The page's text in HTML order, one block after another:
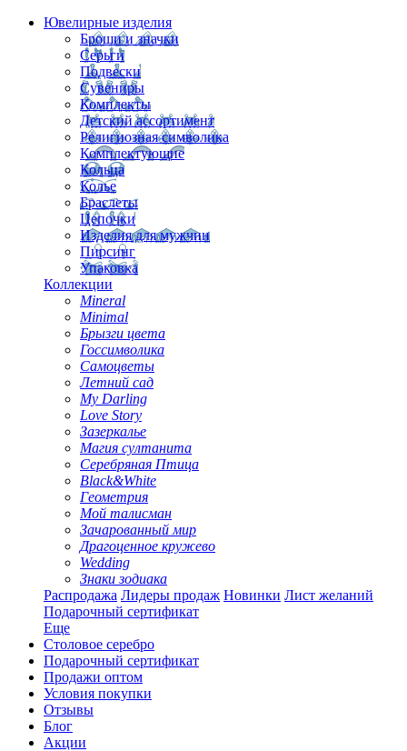
Ювелирные изделия
Броши и значки
Серьги
Подвески
Сувениры
Комплекты
Детский ассортимент
Религиозная символика
Комплектующие
Кольца
Колье
Браслеты
Цепочки
Изделия для мужчин
Пирсинг
Упаковка
Коллекции
Mineral
Minimal
Брызги цвета
Госсимволика
Самоцветы
Летний сад
My Darling
Love Story
Зазеркалье
Магия султанита
Серебряная Птица
Black&White
Геометрия
Мой талисман
Зачарованный мир
Драгоценное кружево
Wedding
Знаки зодиака
Распродажа Лидеры продаж Новинки Лист желаний
Подарочный сертификат
Еще
Столовое серебро
Подарочный сертификат
Продажи оптом
Условия покупки
Отзывы
Блог
Акции